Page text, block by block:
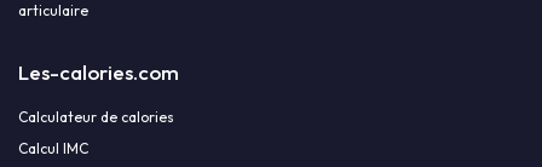
articulaire
Les-calories.com
Calculateur de calories
Calcul IMC